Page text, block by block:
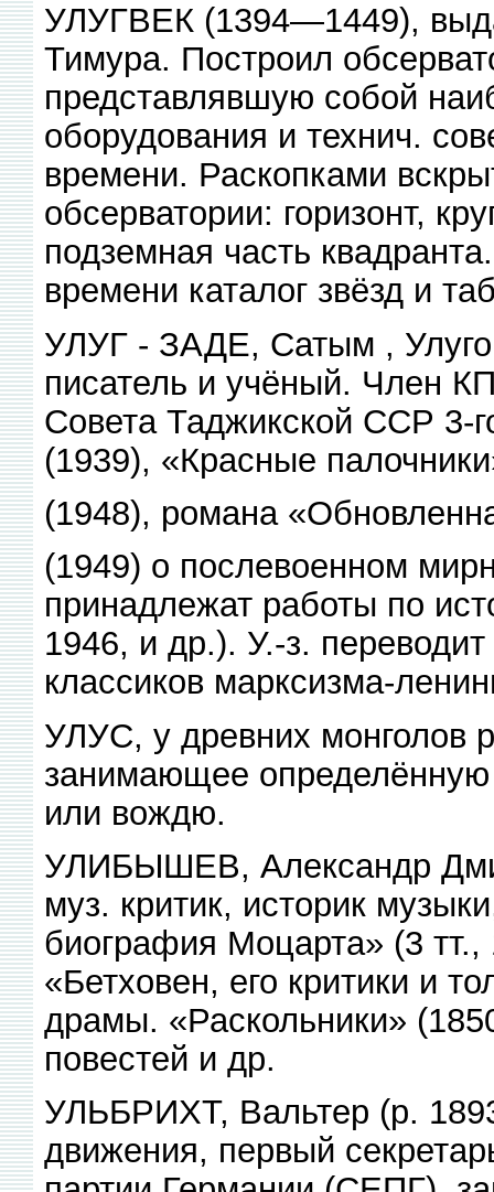
УЛУГВЕК (1394—1449),
Тимура. Построил
представлявшую собой
оборудования и технич.
времени. Раскопками
обсерватории: горизонт,
подземная часть
времени каталог звёзд и
УЛУГ - ЗАДЕ, Сатым ,
писатель и учёный. Член
Совета Таджикской ССР 3-
(1939), «Красные
(1948), романа
(1949) о послевоенном
принадлежат работы по
1946, и др.). У.-з.
классиков марксизма-
УЛУС, у древних монголов
занимающее определённую
или вождю.
УЛИБЫШЕВ, Александр
муз. критик, историк
биография Моцарта» (3
«Бетховен, его критики и
драмы. «Раскольники»
повестей и др.
УЛЬБРИХТ, Вальтер (р.
движения, первый